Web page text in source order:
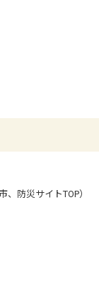
、防災サイトTOP）